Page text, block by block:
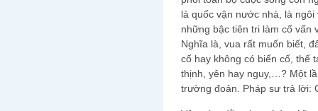
là quốc vận nước nhà, là
những bậc tiên tri làm cố vấn
Nghĩa là, vua rất muốn biết,
cố hay không có biến cố, thế
thịnh, yên hay nguy,…? Một
trường đoản. Pháp sư trả lời: